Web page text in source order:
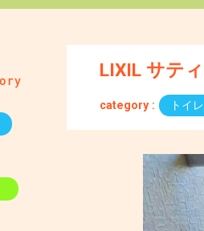
LIXIL サテ
category : トイ